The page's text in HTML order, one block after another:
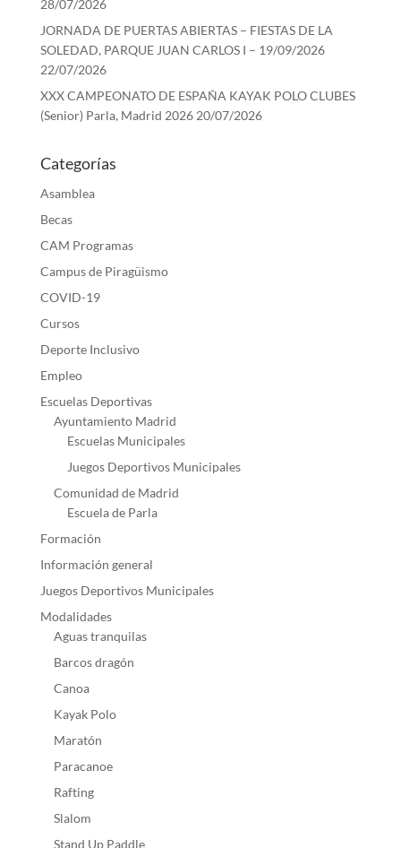
28/07/2026
JORNADA DE PUERTAS ABIERTAS – FIESTAS DE LA
SOLEDAD, PARQUE JUAN CARLOS I – 19/09/2026
22/07/2026
XXX CAMPEONATO DE ESPAÑA KAYAK POLO CLUBES
(Senior) Parla, Madrid 2026 20/07/2026
Categorías
Asamblea
Becas
CAM Programas
Campus de Piragüismo
COVID-19
Cursos
Deporte Inclusivo
Empleo
Escuelas Deportivas
Ayuntamiento Madrid
Escuelas Municipales
Juegos Deportivos Municipales
Comunidad de Madrid
Escuela de Parla
Formación
Información general
Juegos Deportivos Municipales
Modalidades
Aguas tranquilas
Barcos dragón
Canoa
Kayak Polo
Maratón
Paracanoe
Rafting
Slalom
Stand Up Paddle